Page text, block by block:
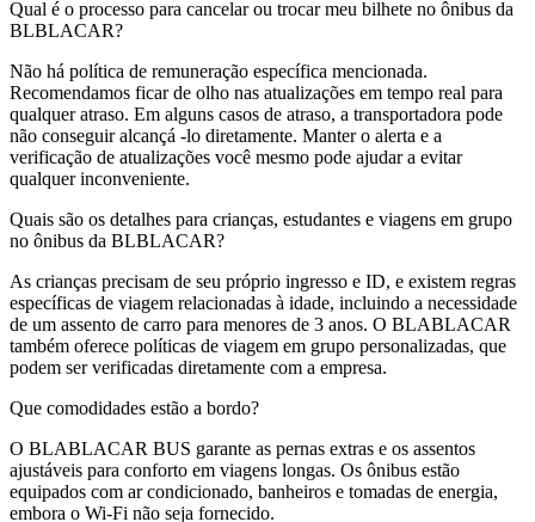
Qual é o processo para cancelar ou trocar meu bilhete no ônibus da
BLBLACAR?
Não há política de remuneração específica mencionada.
Recomendamos ficar de olho nas atualizações em tempo real para
qualquer atraso. Em alguns casos de atraso, a transportadora pode
não conseguir alcançá -lo diretamente. Manter o alerta e a
verificação de atualizações você mesmo pode ajudar a evitar
qualquer inconveniente.
Quais são os detalhes para crianças, estudantes e viagens em grupo
no ônibus da BLBLACAR?
As crianças precisam de seu próprio ingresso e ID, e existem regras
específicas de viagem relacionadas à idade, incluindo a necessidade
de um assento de carro para menores de 3 anos. O BLABLACAR
também oferece políticas de viagem em grupo personalizadas, que
podem ser verificadas diretamente com a empresa.
Que comodidades estão a bordo?
O BLABLACAR BUS garante as pernas extras e os assentos
ajustáveis ​​para conforto em viagens longas. Os ônibus estão
equipados com ar condicionado, banheiros e tomadas de energia,
embora o Wi-Fi não seja fornecido.